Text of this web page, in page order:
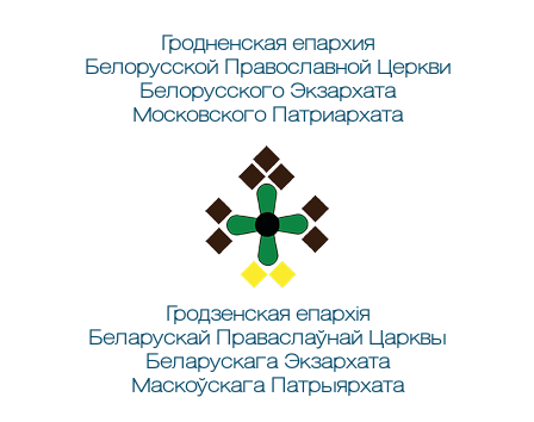
Гродненская епархия
Белорусской Православной Церкви
Белорусского Экзархата
Московского Патриархата
Гродзенская епархія
Беларускай Праваслаўнай Царквы
Беларускага Экзархата
Маскоўскага Патрыярхата